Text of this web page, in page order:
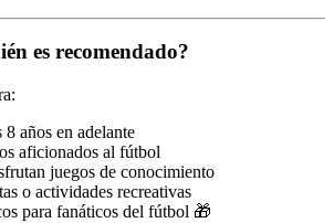
es recomendado?
años en adelante
aficionados al fútbol
juegos de conocimiento
o actividades recreativas
para fanáticos del fútbol 🎁